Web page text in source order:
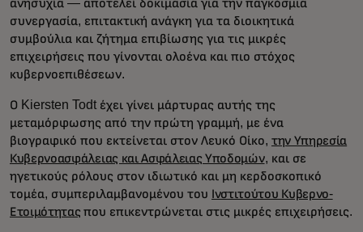
ανησυχία — αποτελεί δοκιμασία για την παγκόσμια
συνεργασία, επιτακτική ανάγκη για τα διοικητικά
συμβούλια και ζήτημα επιβίωσης για τις μικρές
επιχειρήσεις που γίνονται ολοένα και πιο στόχος
κυβερνοεπιθέσεων.
Ο Kiersten Todt έχει γίνει μάρτυρας αυτής της
μεταμόρφωσης από την πρώτη γραμμή, με ένα
βιογραφικό που εκτείνεται στον Λευκό Οίκο, την Υπηρεσία
Κυβερνοασφάλειας και Ασφάλειας Υποδομών, και σε
ηγετικούς ρόλους στον ιδιωτικό και μη κερδοσκοπικό
τομέα, συμπεριλαμβανομένου του Ινστιτούτου Κυβερνο-
Ετοιμότητας που επικεντρώνεται στις μικρές επιχειρήσεις.